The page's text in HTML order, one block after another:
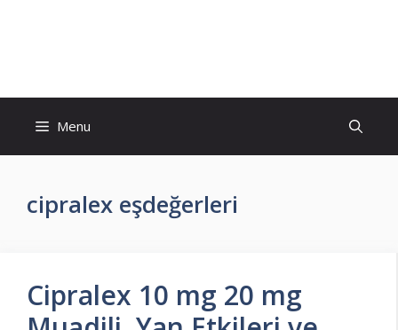
Menu
cipralex eşdeğerleri
Cipralex 10 mg 20 mg